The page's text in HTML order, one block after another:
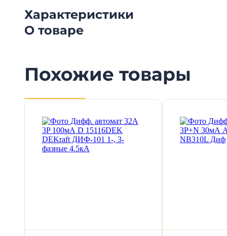
Характеристики
О товаре
Похожие товары